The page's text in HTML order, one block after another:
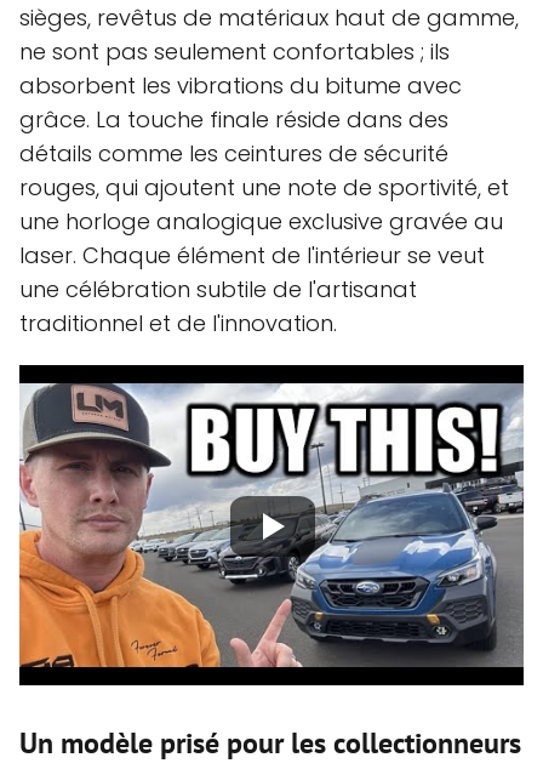
sièges, revêtus de matériaux haut de gamme,
ne sont pas seulement confortables ; ils
absorbent les vibrations du bitume avec
grâce. La touche finale réside dans des
détails comme les ceintures de sécurité
rouges, qui ajoutent une note de sportivité, et
une horloge analogique exclusive gravée au
laser. Chaque élément de l'intérieur se veut
une célébration subtile de l'artisanat
traditionnel et de l'innovation.
Un modèle prisé pour les collectionneurs